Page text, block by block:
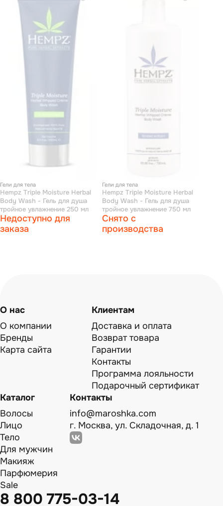
Гели для тела
Hempz Triple Moisture Herbal
Body Wash - Гель для душа
тройное увлажнение 250 мл
Недоступно для
заказа
Гели для тела
Hempz Triple Moisture Herbal
Body Wash - Гель для душа
тройное увлажнение 750 мл
Снято с
производства
О нас
О компании
Бренды
Карта сайта
Клиентам
Доставка и оплата
Возврат товара
Гарантии
Контакты
Программа лояльности
Подарочный сертификат
Каталог
Волосы
Лицо
Тело
Для мужчин
Макияж
Парфюмерия
Sale
Контакты
info@maroshka.com
г. Москва, ул. Складочная, д. 1
8 800 775-03-14